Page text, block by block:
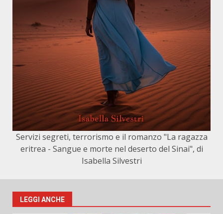
Servizi segreti, terrorismo e il romanzo "La ragazza
eritrea - Sangue e morte nel deserto del Sinai", di
Isabella Silvestri
LEGGI ANCHE